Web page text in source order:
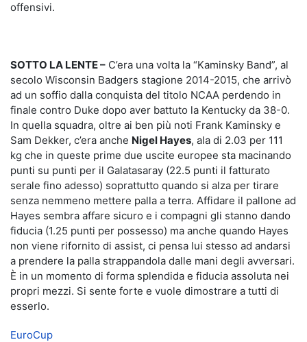
offensivi.
SOTTO LA LENTE – C’era una volta la “Kaminsky Band”, al
secolo Wisconsin Badgers stagione 2014-2015, che arrivò
ad un soffio dalla conquista del titolo NCAA perdendo in
finale contro Duke dopo aver battuto la Kentucky da 38-0.
In quella squadra, oltre ai ben più noti Frank Kaminsky e
Sam Dekker, c’era anche Nigel Hayes, ala di 2.03 per 111
kg che in queste prime due uscite europee sta macinando
punti su punti per il Galatasaray (22.5 punti il fatturato
serale fino adesso) soprattutto quando si alza per tirare
senza nemmeno mettere palla a terra. Affidare il pallone ad
Hayes sembra affare sicuro e i compagni gli stanno dando
fiducia (1.25 punti per possesso) ma anche quando Hayes
non viene rifornito di assist, ci pensa lui stesso ad andarsi
a prendere la palla strappandola dalle mani degli avversari.
È in un momento di forma splendida e fiducia assoluta nei
propri mezzi. Si sente forte e vuole dimostrare a tutti di
esserlo.
EuroCup